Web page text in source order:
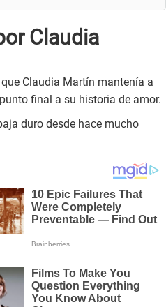
Claudia
Claudia Martín mantenía a
final a su historia de amor.
duro desde hace mucho